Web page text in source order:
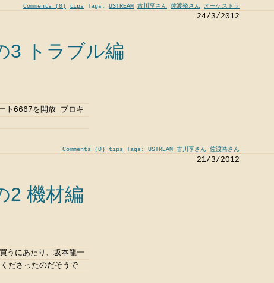
Comments (0) tips Tags: USTREAM 古川享さん 佐渡裕さん オーケストラ
24/3/2012
3 トラブル編
ト6667を開放 プロキ
Comments (0) tips Tags: USTREAM 古川享さん 佐渡裕さん
21/3/2012
2 機材編
うにあたり、坂本龍一
ださったのだそうで